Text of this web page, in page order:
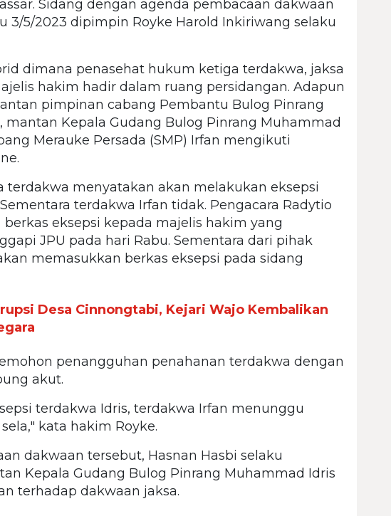
Sidang dengan agenda pembacaan dakwaan
3/5/2023 dipimpin Royke Harold Inkiriwang selaku
dimana penasehat hukum ketiga terdakwa, jaksa
hakim hadir dalam ruang persidangan. Adapun
pimpinan cabang Pembantu Bulog Pinrang
mantan Kepala Gudang Bulog Pinrang Muhammad
Merauke Persada (SMP) Irfan mengikuti
terdakwa menyatakan akan melakukan eksepsi
terdakwa Irfan tidak. Pengacara Radytio
eksepsi kepada majelis hakim yang
JPU pada hari Rabu. Sementara dari pihak
memasukkan berkas eksepsi pada sidang
Desa Cinnongtabi, Kejari Wajo Kembalikan
penangguhan penahanan terdakwa dengan
akut.
terdakwa Idris, terdakwa Irfan menunggu
kata hakim Royke.
dakwaan tersebut, Hasnan Hasbi selaku
Kepala Gudang Bulog Pinrang Muhammad Idris
terhadap dakwaan jaksa.